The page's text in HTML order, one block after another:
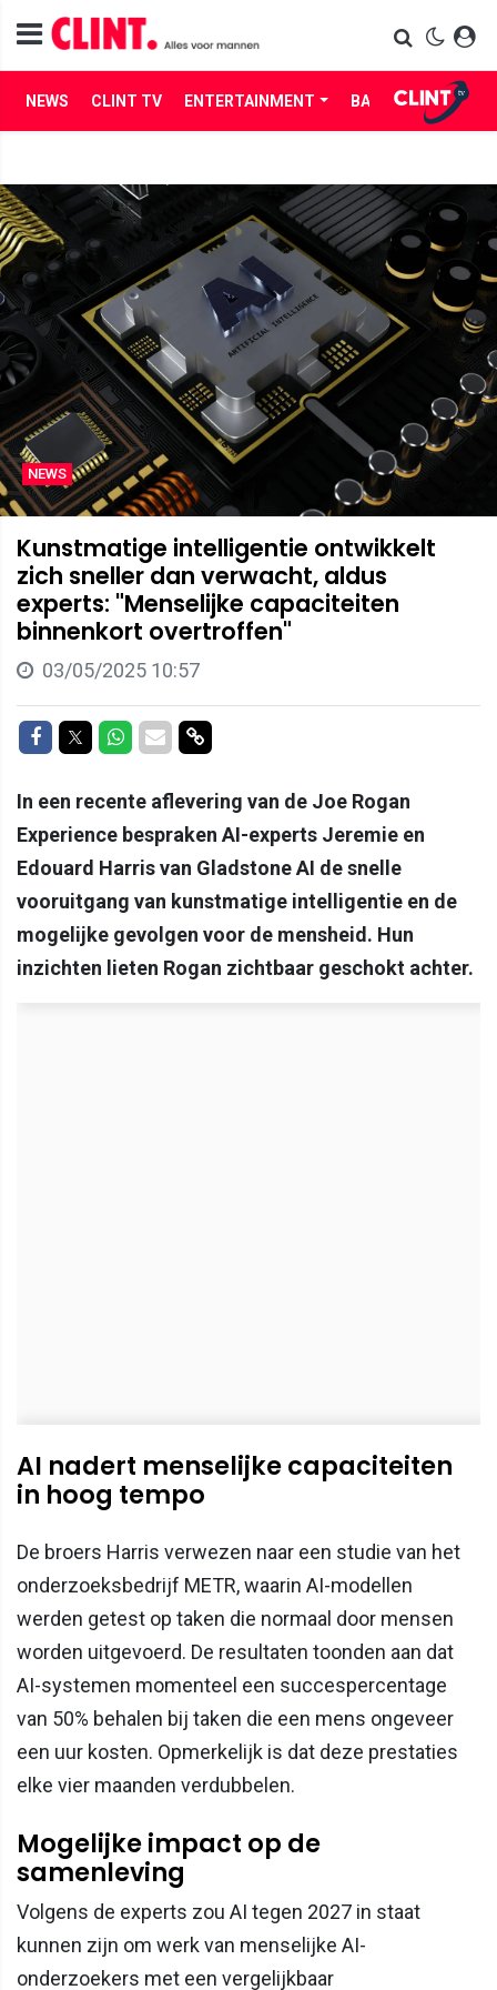
NEWS CLINT TV ENTERTAINMENT BABES LIFE
NEWS
Kunstmatige intelligentie ontwikkelt
zich sneller dan verwacht, aldus
experts: "Menselijke capaciteiten
binnenkort overtroffen"
03/05/2025 10:57
Delen op Facebook
Delen op Twitter
Delen op Whatsapp
Delen via Mail
Delen via link
In een recente aflevering van de Joe Rogan
Experience bespraken AI-experts Jeremie en
Edouard Harris van Gladstone AI de snelle
vooruitgang van kunstmatige intelligentie en de
mogelijke gevolgen voor de mensheid. Hun
inzichten lieten Rogan zichtbaar geschokt achter.
AI nadert menselijke capaciteiten
in hoog tempo
De broers Harris verwezen naar een studie van het
onderzoeksbedrijf METR, waarin AI-modellen
werden getest op taken die normaal door mensen
worden uitgevoerd. De resultaten toonden aan dat
AI-systemen momenteel een succespercentage
van 50% behalen bij taken die een mens ongeveer
een uur kosten. Opmerkelijk is dat deze prestaties
elke vier maanden verdubbelen.
Mogelijke impact op de
samenleving
Volgens de experts zou AI tegen 2027 in staat
kunnen zijn om werk van menselijke AI-
onderzoekers met een vergelijkbaar